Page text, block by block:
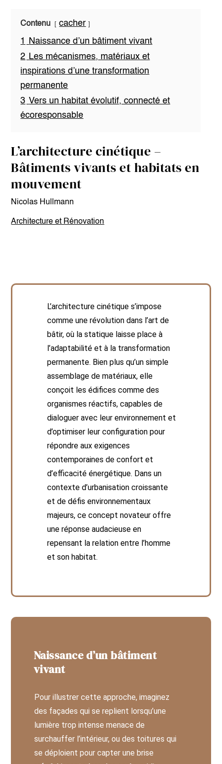
Contenu
cacher
1
Naissance d’un bâtiment vivant
2 Les mécanismes, matériaux et
inspirations d’une transformation
permanente
3 Vers un habitat évolutif, connecté et
écoresponsable
L’architecture cinétique –
Bâtiments vivants et habitats en
mouvement
Nicolas Hullmann
Architecture et Rénovation
L’architecture cinétique s’impose
comme une révolution dans l’art de
bâtir, où la statique laisse place à
l’adaptabilité et à la transformation
permanente. Bien plus qu’un simple
assemblage de matériaux, elle
conçoit les édifices comme des
organismes réactifs, capables de
dialoguer avec leur environnement et
d’optimiser leur configuration pour
répondre aux exigences
contemporaines de confort et
d’efficacité énergétique. Dans un
contexte d’urbanisation croissante
et de défis environnementaux
majeurs, ce concept novateur offre
une réponse audacieuse en
repensant la relation entre l’homme
et son habitat.
Naissance d’un bâtiment
vivant
Pour illustrer cette approche, imaginez
des façades qui se replient lorsqu’une
lumière trop intense menace de
surchauffer l’intérieur, ou des toitures qui
se déploient pour capter une brise